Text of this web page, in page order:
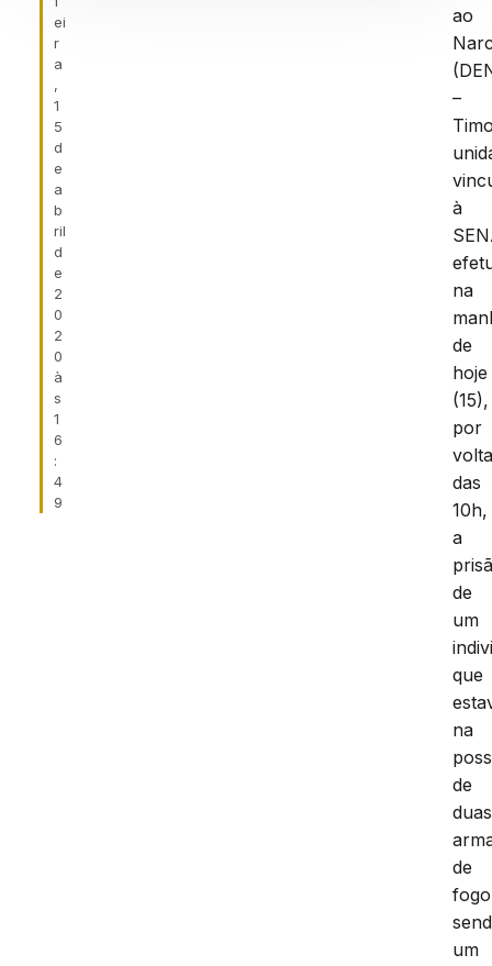
ei
r
a
,
1
5
d
e
a
b
ril
d
e
2
0
2
0
à
s
1
6
:
4
9
ao
–
à
na
de
hoje
(15),
por
das
10h,
a
de
um
que
na
de
duas
de
um